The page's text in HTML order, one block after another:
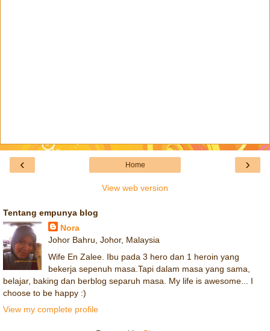
‹ ›
Home
View web version
Tentang empunya blog
Nora
Johor Bahru, Johor, Malaysia
Wife En Zalee. Ibu pada 3 hero dan 1 heroin yang
bekerja sepenuh masa.Tapi dalam masa yang sama,
belajar, baking dan berblog separuh masa. My life is awesome... I
choose to be happy :)
View my complete profile